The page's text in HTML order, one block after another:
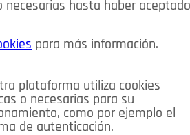
necesarias hasta haber aceptado
para más información.
plataforma utiliza cookies
o necesarias para su
como por ejemplo el
de autenticación.